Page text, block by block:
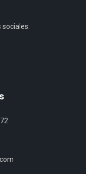
sociales: